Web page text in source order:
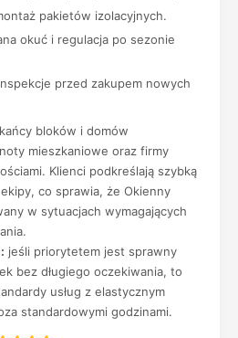
pakietów izolacyjnych.
okuć i regulacja po sezonie
przed zakupem nowych
bloków i domów
mieszkaniowe oraz firmy
Klienci podkreślają szybką
co sprawia, że Okienny
w sytuacjach wymagających
jeśli priorytetem jest sprawny
bez długiego oczekiwania, to
usług z elastycznym
standardowymi godzinami.